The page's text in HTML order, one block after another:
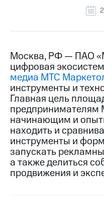
информация
Контакты
Медиа-центр
Пресс-
релизы
МТС
о технологиях
Достижения
Интервью
Финансовая
Москва, РФ — ПАО
цифровая
медиа МТС
инструменты и
Главная цель
предпринимателям
начинающим и
находить и
инструменты и
запускать
а также делиться
продвижения и